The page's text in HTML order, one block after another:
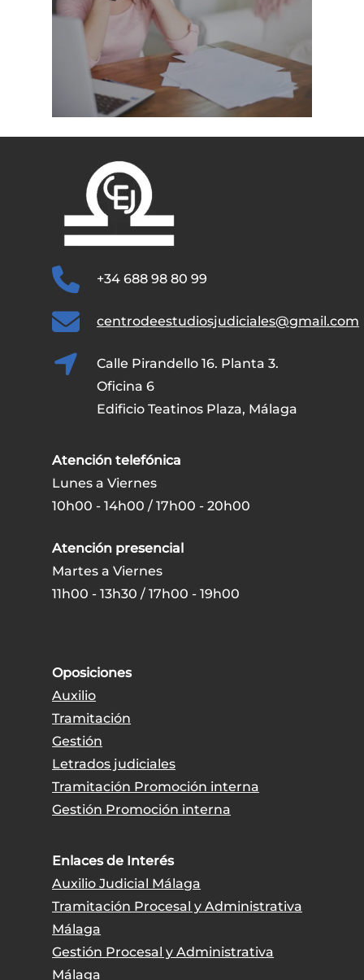
+34 688 98 80 99
centrodeestudiosjudiciales@gmail.com
Calle Pirandello 16. Planta 3.
Oficina 6
Edificio Teatinos Plaza, Málaga
Atención telefónica
Lunes a Viernes
10h00 - 14h00 / 17h00 - 20h00
Atención presencial
Martes a Viernes
11h00 - 13h30 / 17h00 - 19h00
Oposiciones
Auxilio
Tramitación
Gestión
Letrados judiciales
Tramitación Promoción interna
Gestión Promoción interna
Enlaces de Interés
Auxilio Judicial Málaga
Tramitación Procesal y Administrativa
Málaga
Gestión Procesal y Administrativa
Málaga